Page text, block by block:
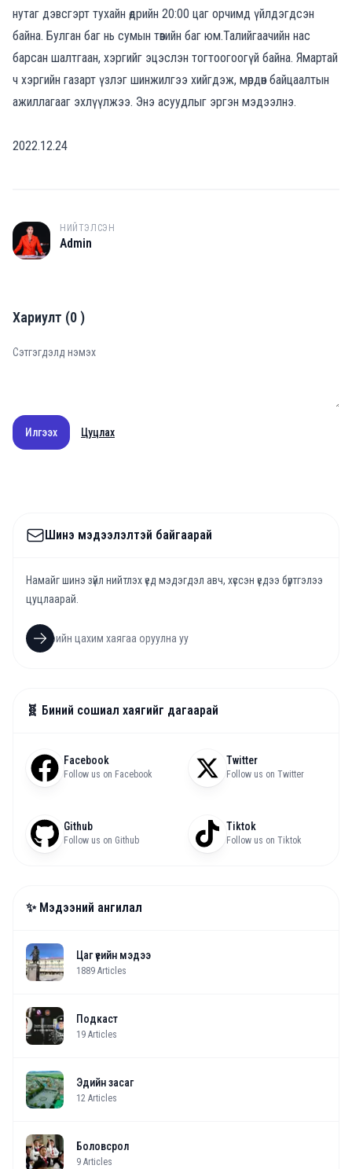
нутаг дэвсгэрт тухайн өдрийн 20:00 цаг орчимд үйлдэгдсэн
байна. Булган баг нь сумын төвийн баг юм.Талийгаачийн нас
барсан шалтгаан, хэргийг эцэслэн тогтоогоогүй байна. Ямартай
ч хэргийн газарт үзлэг шинжилгээ хийгдэж, мөрдөн байцаалтын
ажиллагааг эхлүүлжээ. Энэ асуудлыг эргэн мэдээлнэ.
2022.12.24
A
НИЙТЭЛСЭН
Admin
Хариулт (0)
Илгээх Цуцлах
Шинэ мэдээлэлтэй байгаарай
Намайг шинэ зүйл нийтлэх үед мэдэгдэл авч, хүссэн үедээ бүртгэлээ
цуцлаарай.
🧬 Биний сошиал хаягийг дагаарай
Facebook
Follow us on Facebook
Twitter
Follow us on Twitter
Github
Follow us on Github
Tiktok
Follow us on Tiktok
✨ Мэдээний ангилал
Цаг үеийн мэдээ
1889 Articles
Подкаст
19 Articles
Эдийн засаг
12 Articles
Боловсрол
9 Articles